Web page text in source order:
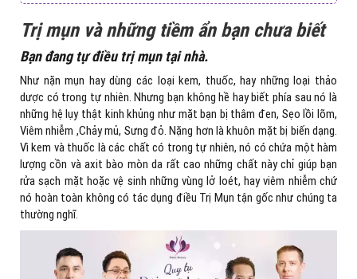
Trị mụn và những tiềm ẩn bạn chưa biết
Bạn đang tự điều trị mụn tại nhà.
Như nặn mụn hay dùng các loại kem, thuốc, hay những loại thảo
dược có trong tự nhiên. Nhưng bạn không hề hay biết phía sau nó là
những hệ lụy thật kinh khủng như mặt bạn bị thâm đen, Sẹo lồi lõm,
Viêm nhiễm ,Chảy mủ, Sưng đỏ. Nặng hơn là khuôn mặt bị biến dạng.
Vì kem và thuốc là các chất có trong tự nhiên, nó có chứa một hàm
lượng cồn và axit bào mòn da rất cao những chất này chỉ giúp bạn
rửa sạch mặt hoặc vệ sinh những vùng lở loét, hay viêm nhiễm chứ
nó hoàn toàn không có tác dụng điều Trị Mụn tận gốc như chúng ta
thường nghĩ.